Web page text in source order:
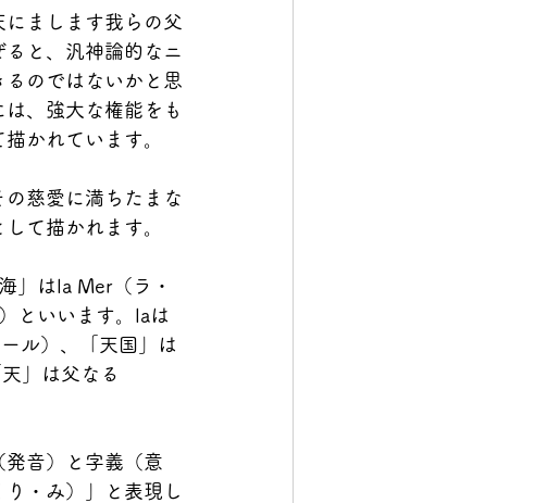
まします我らの父
と、汎神論的なニ
のではないかと思
、強大な権能をも
かれています。
慈愛に満ちたまな
て描かれます。
」はla Mer（ラ・
といいます。laは
ル）、「天国」は
」は父なる
音）と字義（意
・み）」と表現し